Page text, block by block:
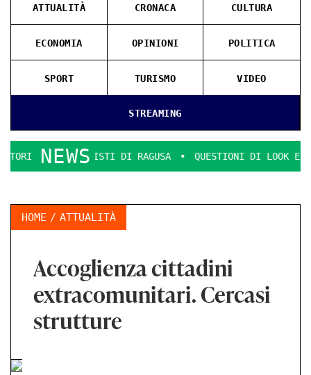
STREAMING
ATTUALITÀ CRONACA CULTURA
ECONOMIA OPINIONI POLITICA
SPORT TURISMO VIDEO
NEWS
DI RAGUSA QUESTIONI DI LOOK E DECENZA.
HOME ATTUALITÀ
Accoglienza cittadini
extracomunitari. Cercasi
strutture